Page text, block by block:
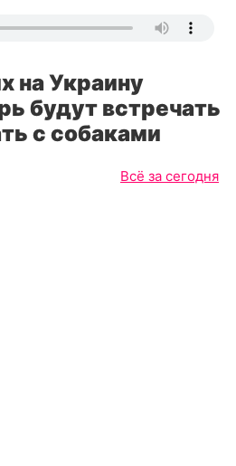
на Украину
будут встречать
с собаками
Всё за сегодня